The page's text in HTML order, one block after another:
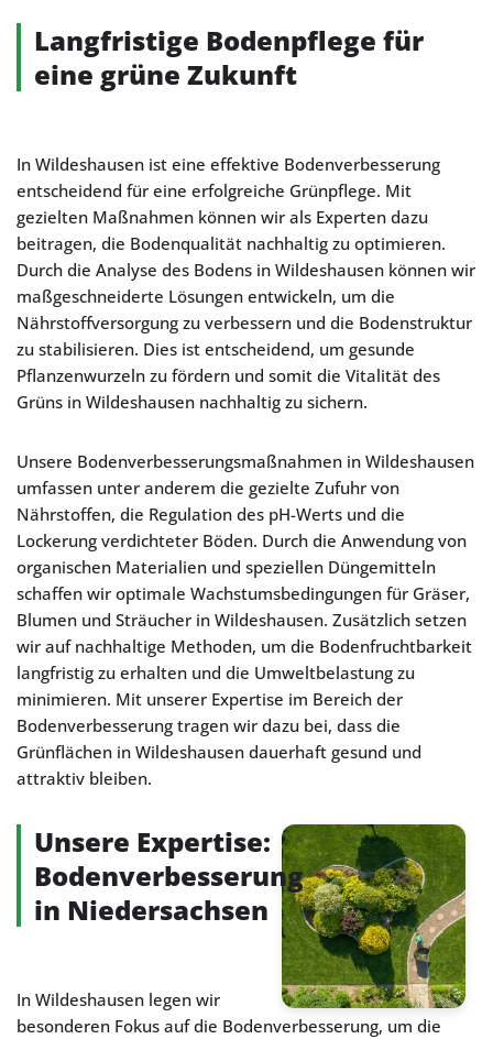
Langfristige Bodenpflege für
eine grüne Zukunft
In Wildeshausen ist eine effektive Bodenverbesserung
entscheidend für eine erfolgreiche Grünpflege. Mit
gezielten Maßnahmen können wir als Experten dazu
beitragen, die Bodenqualität nachhaltig zu optimieren.
Durch die Analyse des Bodens in Wildeshausen können wir
maßgeschneiderte Lösungen entwickeln, um die
Nährstoffversorgung zu verbessern und die Bodenstruktur
zu stabilisieren. Dies ist entscheidend, um gesunde
Pflanzenwurzeln zu fördern und somit die Vitalität des
Grüns in Wildeshausen nachhaltig zu sichern.
Unsere Bodenverbesserungsmaßnahmen in Wildeshausen
umfassen unter anderem die gezielte Zufuhr von
Nährstoffen, die Regulation des pH-Werts und die
Lockerung verdichteter Böden. Durch die Anwendung von
organischen Materialien und speziellen Düngemitteln
schaffen wir optimale Wachstumsbedingungen für Gräser,
Blumen und Sträucher in Wildeshausen. Zusätzlich setzen
wir auf nachhaltige Methoden, um die Bodenfruchtbarkeit
langfristig zu erhalten und die Umweltbelastung zu
minimieren. Mit unserer Expertise im Bereich der
Bodenverbesserung tragen wir dazu bei, dass die
Grünflächen in Wildeshausen dauerhaft gesund und
attraktiv bleiben.
Unsere Expertise:
Bodenverbesserung
in Niedersachsen
In Wildeshausen legen wir
besonderen Fokus auf die Bodenverbesserung, um die